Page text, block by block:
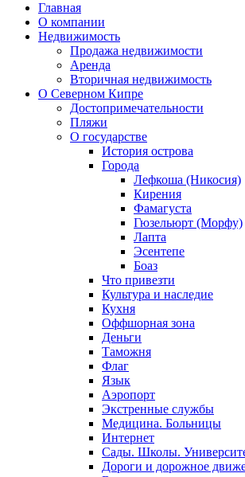
Главная
О компании
Недвижимость
Продажа недвижимости
Аренда
Вторичная недвижимость
О Северном Кипре
Достопримечательности
Пляжи
О государстве
История острова
Города
Лефкоша (Никосия)
Кирения
Фамагуста
Гюзельюрт (Морфу)
Лапта
Эсентепе
Боаз
Что привезти
Культура и наследие
Кухня
Оффшорная зона
Деньги
Таможня
Флаг
Язык
Аэропорт
Экстренные службы
Медицина. Больницы
Интернет
Сады. Школы.
Дороги и дорожное